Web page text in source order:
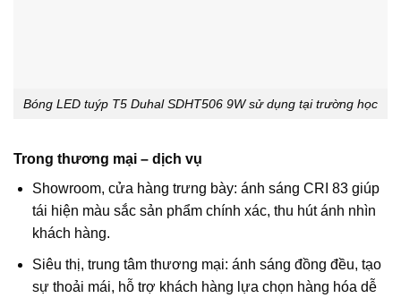
Bóng LED tuýp T5 Duhal SDHT506 9W sử dụng tại trường học
Trong thương mại – dịch vụ
Showroom, cửa hàng trưng bày: ánh sáng CRI 83 giúp
tái hiện màu sắc sản phẩm chính xác, thu hút ánh nhìn
khách hàng.
Siêu thị, trung tâm thương mại: ánh sáng đồng đều, tạo
sự thoải mái, hỗ trợ khách hàng lựa chọn hàng hóa dễ